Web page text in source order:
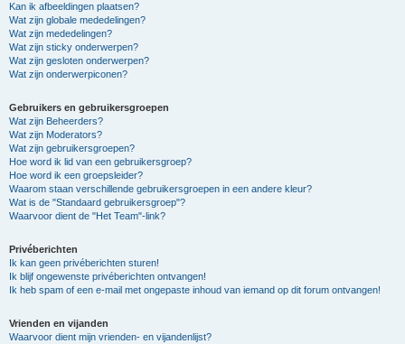
Kan ik afbeeldingen plaatsen?
Wat zijn globale mededelingen?
Wat zijn mededelingen?
Wat zijn sticky onderwerpen?
Wat zijn gesloten onderwerpen?
Wat zijn onderwerpiconen?
Gebruikers en gebruikersgroepen
Wat zijn Beheerders?
Wat zijn Moderators?
Wat zijn gebruikersgroepen?
Hoe word ik lid van een gebruikersgroep?
Hoe word ik een groepsleider?
Waarom staan verschillende gebruikersgroepen in een andere kleur?
Wat is de "Standaard gebruikersgroep"?
Waarvoor dient de "Het Team"-link?
Privéberichten
Ik kan geen privéberichten sturen!
Ik blijf ongewenste privéberichten ontvangen!
Ik heb spam of een e-mail met ongepaste inhoud van iemand op dit forum ontvangen!
Vrienden en vijanden
Waarvoor dient mijn vrienden- en vijandenlijst?